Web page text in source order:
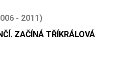
- 2011)
ZAČÍNÁ TŘÍKRÁLOVÁ